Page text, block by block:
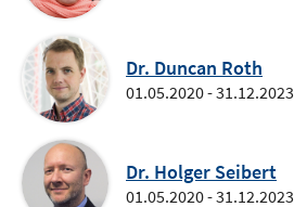
Dr. Duncan Roth
01.05.2020 - 31.12.2023
Dr. Holger Seibert
01.05.2020 - 31.12.2023